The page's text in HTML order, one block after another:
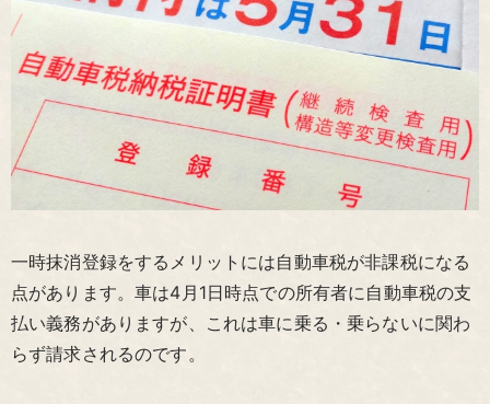
一時抹消登録をするメリットには自動車税が非課税になる
点があります。車は4月1日時点での所有者に自動車税の支
払い義務がありますが、これは車に乗る・乗らないに関わ
らず請求されるのです。